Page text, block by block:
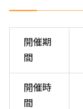
開催期
間
開催時
間